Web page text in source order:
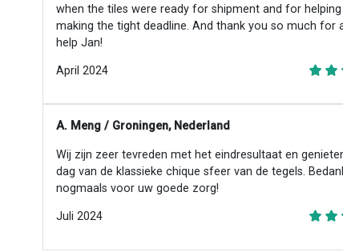
when the tiles were ready for shipment and for
making the tight deadline. And thank you so much for
help Jan!
April 2024
A. Meng / Groningen, Nederland
Wij zijn zeer tevreden met het eindresultaat en
dag van de klassieke chique sfeer van de tegels.
nogmaals voor uw goede zorg!
Juli 2024